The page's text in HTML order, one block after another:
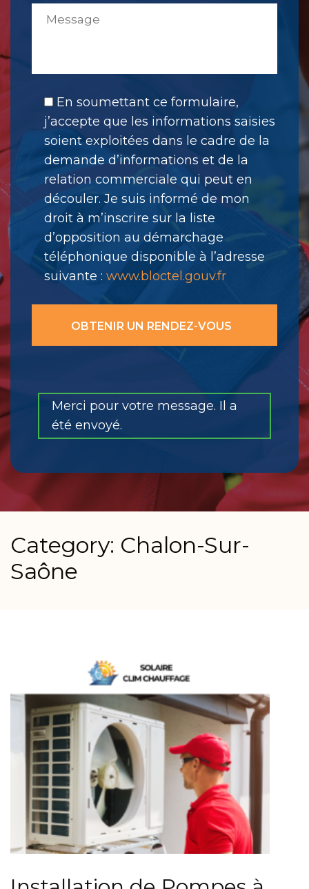
En soumettant ce formulaire,
j’accepte que les informations saisies
soient exploitées dans le cadre de la
demande d’informations et de la
relation commerciale qui peut en
découler. Je suis informé de mon
droit à m’inscrire sur la liste
d’opposition au démarchage
téléphonique disponible à l’adresse
suivante : www.bloctel.gouv.fr
Merci pour votre message. Il a
été envoyé.
Category: Chalon-Sur-
Saône